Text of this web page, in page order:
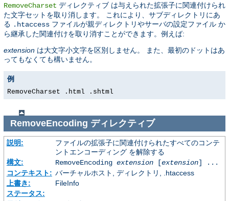
RemoveCharset ディレクティブ は与えられた拡張子に関連付けられ
た文字セットを取り消します。 これにより、サブディレクトリにあ
る .htaccess ファイルが親ディレクトリやサーバの設定ファイル か
ら継承した関連付けを取り消すことができます。例えば:
extension は大文字小文字を区別しません。 また、最初のドットはあ
ってもなくても構いません。
例
RemoveCharset .html .shtml
RemoveEncoding ディレクティブ
説明:
ファイルの拡張子に関連付けられたすべてのコンテ
ントエンコーディング を解除する
構文:
RemoveEncoding extension[extension] ...
コンテキスト: バーチャルホスト, ディレクトリ, .htaccess
上書き:
FileInfo
ステータス: